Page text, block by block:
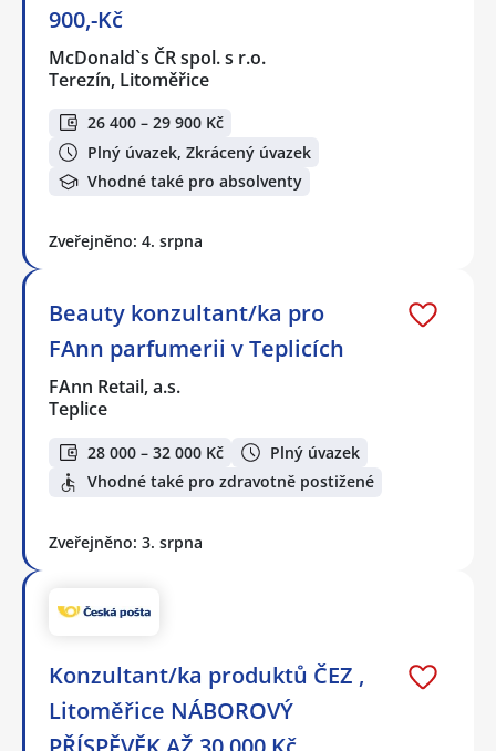
900,-Kč
McDonald`s ČR spol. s r.o.
Terezín, Litoměřice
26 400 – 29 900 Kč
Plný úvazek, Zkrácený úvazek
Vhodné také pro absolventy
Zveřejněno: 4. srpna
Beauty konzultant/ka pro
FAnn parfumerii v Teplicích
FAnn Retail, a.s.
Teplice
28 000 – 32 000 Kč
Plný úvazek
Vhodné také pro zdravotně postižené
Zveřejněno: 3. srpna
Konzultant/ka produktů ČEZ ,
Litoměřice NÁBOROVÝ